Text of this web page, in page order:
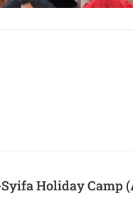
Holiday Camp